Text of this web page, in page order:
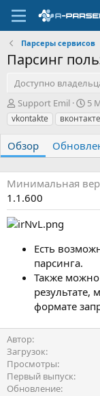
Парсеры сервисов
Парсинг
Доступно
А
в
т
о
р
Support Emil
Д
а
т
с
д
н
5
vkontakte
вконтакте
Обзор
Минимальная
1.1.600
Есть
парсинга.
Также
формате
Автор
Загрузок
Просмотры
Первый выпуск
Обновление